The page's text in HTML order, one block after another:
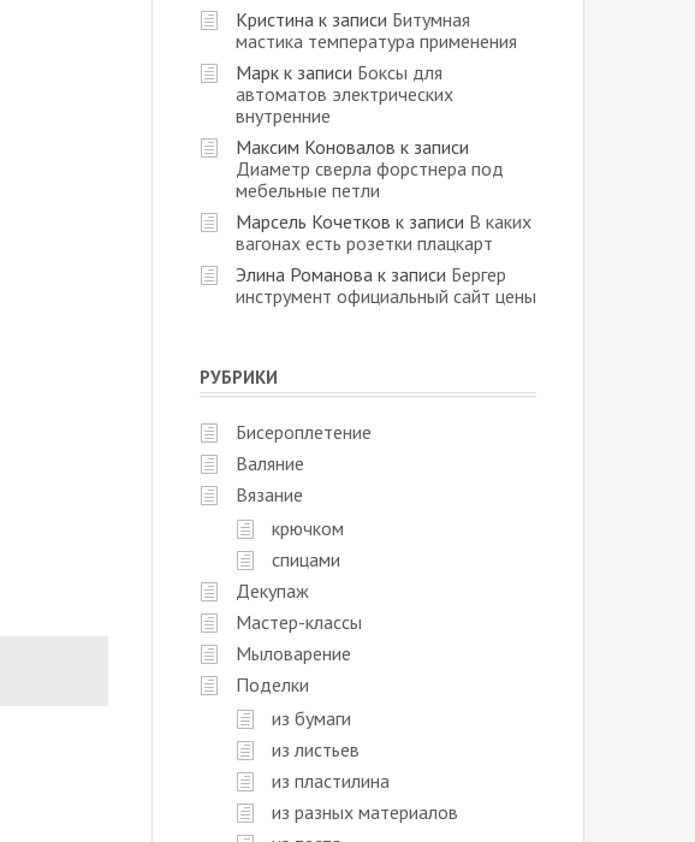
Кристина к записи Битумная
мастика температура применения
Марк к записи Боксы для
автоматов электрических
внутренние
Максим Коновалов к записи
Диаметр сверла форстнера под
мебельные петли
Марсель Кочетков к записи В каких
вагонах есть розетки плацкарт
Элина Романова к записи Бергер
инструмент официальный сайт цены
РУБРИКИ
Бисероплетение
Валяние
Вязание
крючком
спицами
Декупаж
Мастер-классы
Мыловарение
Поделки
из бумаги
из листьев
из пластилина
из разных материалов